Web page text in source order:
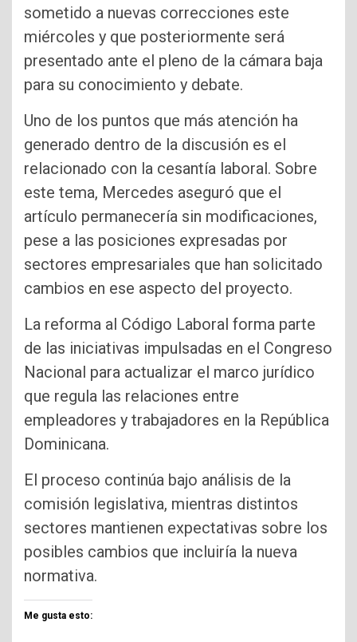
sometido a nuevas correcciones este
miércoles y que posteriormente será
presentado ante el pleno de la cámara baja
para su conocimiento y debate.
Uno de los puntos que más atención ha
generado dentro de la discusión es el
relacionado con la cesantía laboral. Sobre
este tema, Mercedes aseguró que el
artículo permanecería sin modificaciones,
pese a las posiciones expresadas por
sectores empresariales que han solicitado
cambios en ese aspecto del proyecto.
La reforma al Código Laboral forma parte
de las iniciativas impulsadas en el Congreso
Nacional para actualizar el marco jurídico
que regula las relaciones entre
empleadores y trabajadores en la República
Dominicana.
El proceso continúa bajo análisis de la
comisión legislativa, mientras distintos
sectores mantienen expectativas sobre los
posibles cambios que incluiría la nueva
normativa.
Me gusta esto: